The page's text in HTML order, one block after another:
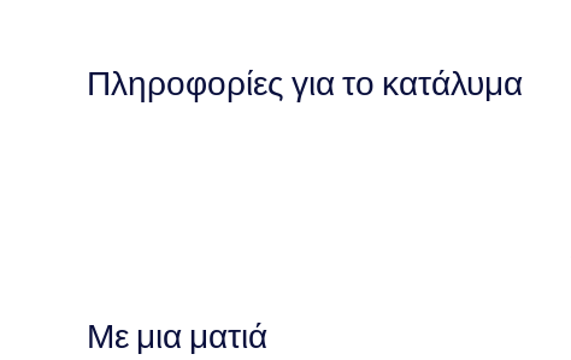
Πληροφορίες για το κατάλυμα
Με μια ματιά